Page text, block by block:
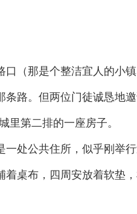
口（那是个整洁宜人的小
条路。但两位门徒诚恳地
里第二排的一座房子。
一处公共住所，似乎刚举
着桌布，四周安放着软垫